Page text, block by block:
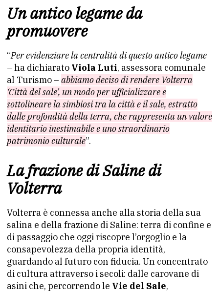
Un antico legame da
promuovere
“Per evidenziare la centralità di questo antico legame
– ha dichiarato Viola Luti, assessora comunale
al Turismo – abbiamo deciso di rendere Volterra
‘Città del sale’, un modo per ufficializzare e
sottolineare la simbiosi tra la città e il sale, estratto
dalle profondità della terra, che rappresenta un valore
identitario inestimabile e uno straordinario
patrimonio culturale”.
La frazione di Saline di
Volterra
Volterra è connessa anche alla storia della sua
salina e della frazione di Saline: terra di confine e
di passaggio che oggi riscopre l’orgoglio e la
consapevolezza della propria identità,
guardando al futuro con fiducia. Un concentrato
di cultura attraverso i secoli: dalle carovane di
asini che, percorrendo le Vie del Sale,